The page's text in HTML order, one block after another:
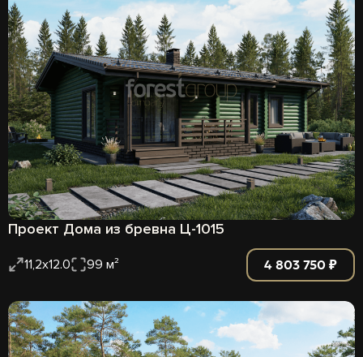
Проект Дома из бревна Ц-1015
11,2х12.0 99 м² 4 803 750 ₽